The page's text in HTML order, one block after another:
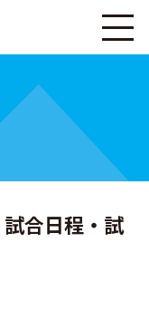
合日程・試